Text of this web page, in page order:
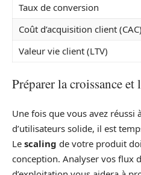
Taux de conversion
Coût d’acquisition client (CAC)
Valeur vie client (LTV)
Préparer la croissance et
Une fois que vous avez réussi
d’utilisateurs solide, il est
Le scaling de votre produit
conception. Analyser vos flux